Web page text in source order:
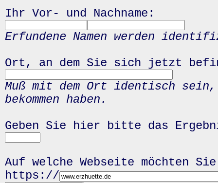
Ihr Vor- und Nachname:
Erfundene Namen werden
Ort, an dem Sie sich jetzt
Muß mit dem Ort identisch
bekommen haben.
Geben Sie hier bitte das
Auf welche Webseite möchten
https://